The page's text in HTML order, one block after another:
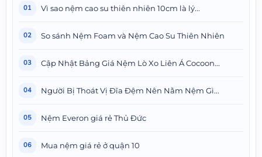
01 Vì sao nệm cao su thiên nhiên 10cm là lý...
02 So sánh Nệm Foam và Nệm Cao Su Thiên Nhiên
03 Cập Nhật Bảng Giá Nệm Lò Xo Liên Á Cocoon...
04 Người Bị Thoát Vị Đĩa Đệm Nên Nằm Nệm Gì...
05 Nệm Everon giá rẻ Thủ Đức
06 Mua nệm giá rẻ ở quận 10